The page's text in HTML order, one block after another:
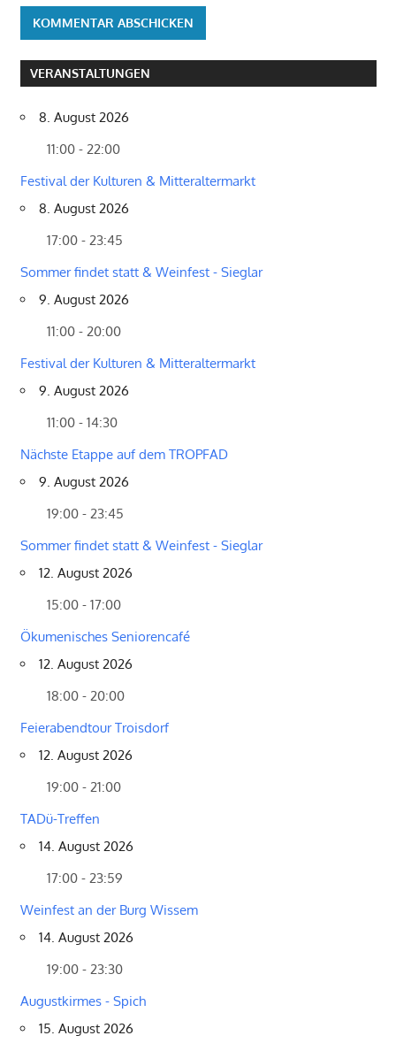
VERANSTALTUNGEN
8. August 2026
11:00 - 22:00
Festival der Kulturen & Mitteraltermarkt
8. August 2026
17:00 - 23:45
Sommer findet statt & Weinfest - Sieglar
9. August 2026
11:00 - 20:00
Festival der Kulturen & Mitteraltermarkt
9. August 2026
11:00 - 14:30
Nächste Etappe auf dem TROPFAD
9. August 2026
19:00 - 23:45
Sommer findet statt & Weinfest - Sieglar
12. August 2026
15:00 - 17:00
Ökumenisches Seniorencafé
12. August 2026
18:00 - 20:00
Feierabendtour Troisdorf
12. August 2026
19:00 - 21:00
TADü-Treffen
14. August 2026
17:00 - 23:59
Weinfest an der Burg Wissem
14. August 2026
19:00 - 23:30
Augustkirmes - Spich
15. August 2026